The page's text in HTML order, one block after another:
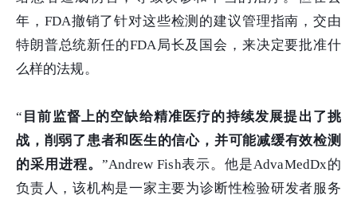
年，FDA撤销了针对这些检测的建议管理指南，交由
特朗普总统新任的FDA局长及国会，来决定要批准什
么样的法规。
“ 目前监督上的空缺给精准医疗的持续发展提出了挑
战，削弱了患者和医生的信心，并可能减缓有效检测
的采用进程。 ”Andrew Fish表示。他是AdvaMedDx的
负责人，该机构是一家主要为诊断性检验研发者服务